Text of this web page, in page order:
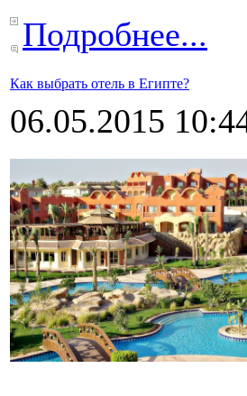
Подробнее...
Как выбрать отель в Египте?
06.05.2015